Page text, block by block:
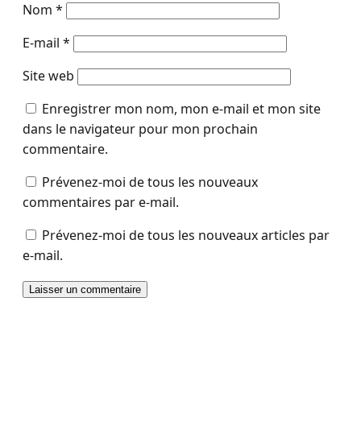
Nom *
E-mail *
Site web
Enregistrer mon nom, mon e-mail et mon site
dans le navigateur pour mon prochain
commentaire.
Prévenez-moi de tous les nouveaux
commentaires par e-mail.
Prévenez-moi de tous les nouveaux articles par
e-mail.